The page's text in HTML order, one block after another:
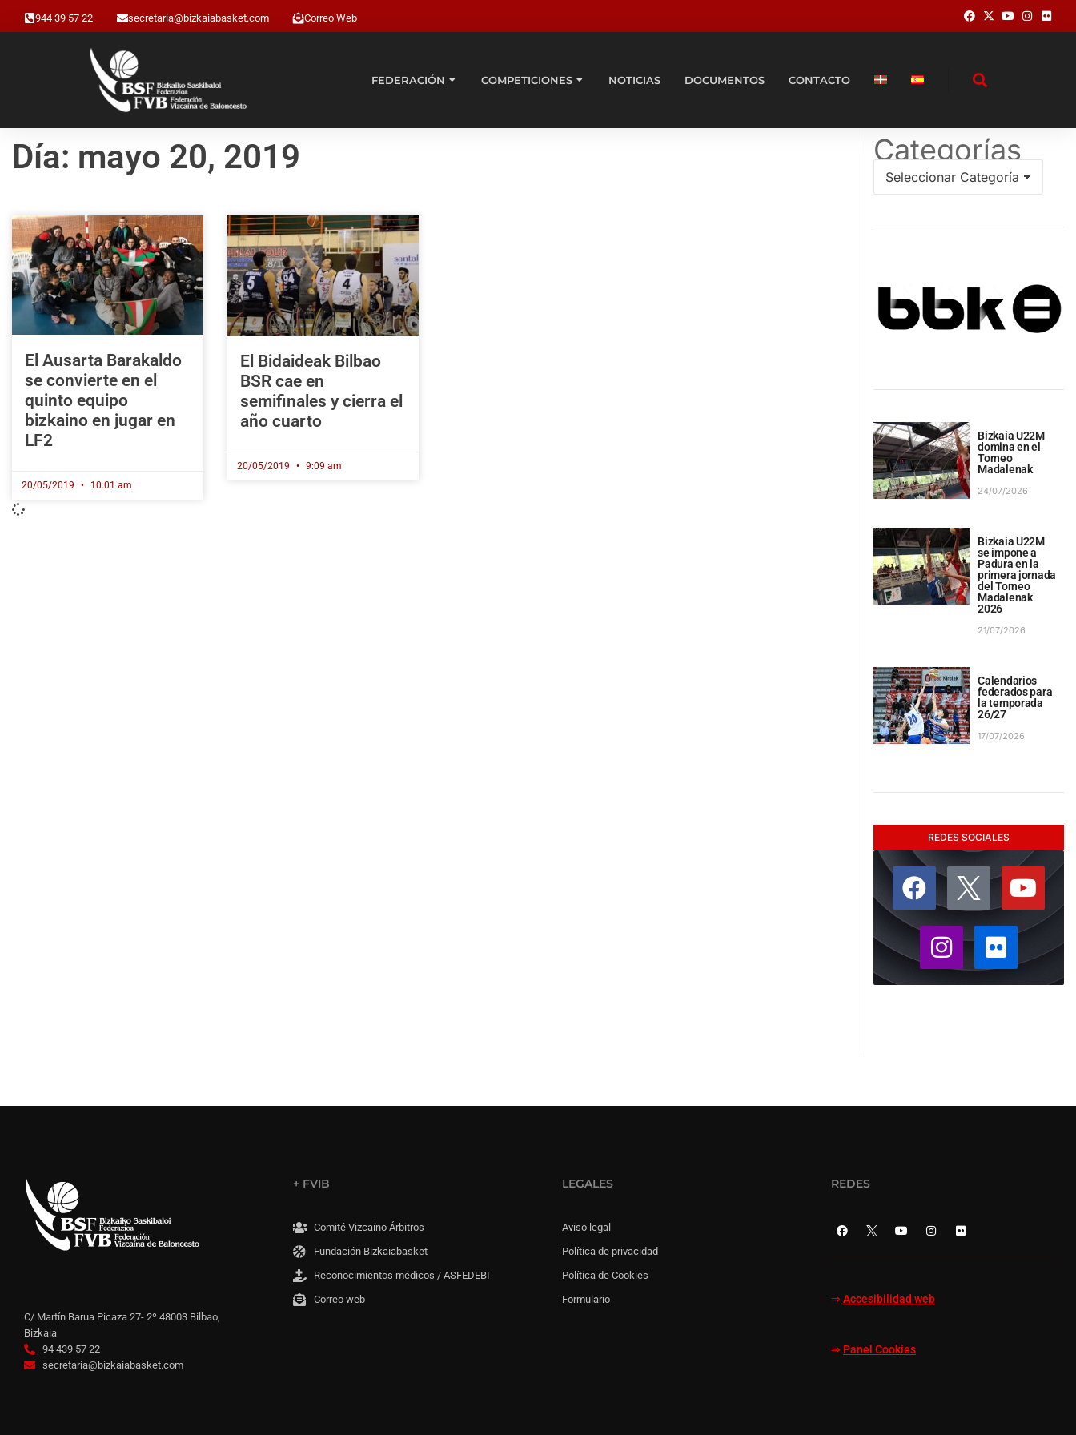
944 39 57 22 secretaria@bizkaiabasket.com Correo Web
FEDERACIÓN COMPETICIONES NOTICIAS DOCUMENTOS CONTACTO
Día: mayo 20, 2019
El Ausarta Barakaldo
se convierte en el
quinto equipo
bizkaino en jugar en
LF2
20/05/2019 10:01 am
El Bidaideak Bilbao
BSR cae en
semifinales y cierra el
año cuarto
20/05/2019 9:09 am
Categorías
Bizkaia U22M
domina en el
Torneo
Madalenak
24/07/2026
Bizkaia U22M
se impone a
Padura en la
primera jornada
del Torneo
Madalenak
2026
21/07/2026
Calendarios
federados para
la temporada
26/27
17/07/2026
REDES SOCIALES
C/ Martín Barua Picaza 27- 2º 48003 Bilbao,
Bizkaia
94 439 57 22
secretaria@bizkaiabasket.com
+ FVIB
Comité Vizcaíno Árbitros
Fundación Bizkaiabasket
Reconocimientos médicos / ASFEDEBI
Correo web
LEGALES
Aviso legal
Política de privacidad
Política de Cookies
Formulario
REDES
⇒ Accesibilidad web
⇒ Panel Cookies